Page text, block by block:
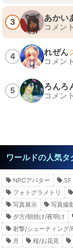
3 あかい
コメン
4 れぜん
コメン
5 ろんろ
コメン
ワールドの人気タ
NPCアバター SF
フォトグラメトリ
写真展示
写真撮
夕方/朝焼け/夜明け
射撃/シューティング/
月
桜/お花見